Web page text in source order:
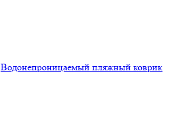
Водонепроницаемый пляжный коврик